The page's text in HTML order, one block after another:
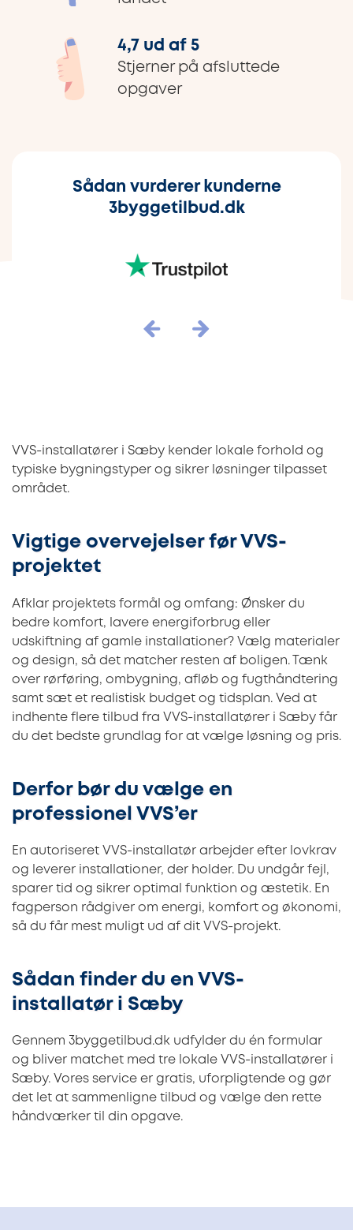
4,7 ud af 5
Stjerner på afsluttede
opgaver
Sådan vurderer kunderne
3byggetilbud.dk
VVS-installatører i Sæby kender lokale forhold og
typiske bygningstyper og sikrer løsninger tilpasset
området.
Vigtige overvejelser før VVS-
projektet
Afklar projektets formål og omfang: Ønsker du
bedre komfort, lavere energiforbrug eller
udskiftning af gamle installationer? Vælg materialer
og design, så det matcher resten af boligen. Tænk
over rørføring, ombygning, afløb og fugthåndtering
samt sæt et realistisk budget og tidsplan. Ved at
indhente flere tilbud fra VVS-installatører i Sæby får
du det bedste grundlag for at vælge løsning og pris.
Derfor bør du vælge en
professionel VVS’er
En autoriseret VVS-installatør arbejder efter lovkrav
og leverer installationer, der holder. Du undgår fejl,
sparer tid og sikrer optimal funktion og æstetik. En
fagperson rådgiver om energi, komfort og økonomi,
så du får mest muligt ud af dit VVS-projekt.
Sådan finder du en VVS-
installatør i Sæby
Gennem 3byggetilbud.dk udfylder du én formular
og bliver matchet med tre lokale VVS-installatører i
Sæby. Vores service er gratis, uforpligtende og gør
det let at sammenligne tilbud og vælge den rette
håndværker til din opgave.